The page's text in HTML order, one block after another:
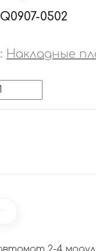
0502
Накладные